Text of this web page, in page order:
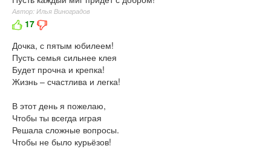
Автор: Илья Виноградов
17
Дочка, с пятым юбилеем!
Пусть семья сильнее клея
Будет прочна и крепка!
Жизнь – счастлива и легка!
В этот день я пожелаю,
Чтобы ты всегда играя
Решала сложные вопросы.
Чтобы не было курьёзов!